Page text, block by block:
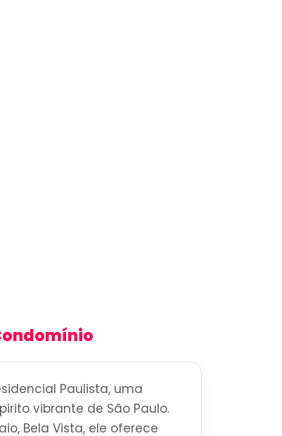
Paulista, uma
vibrante de São Paulo.
Bela Vista, ele oferece